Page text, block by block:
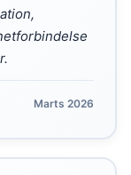
Marts 2026